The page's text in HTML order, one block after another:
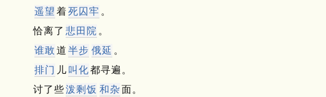
遥望 着死囚牢 。
恰离了 悲田院 。
谁敢 道 半步 俄延 。
排门 儿 叫化都寻遍。
讨了些泼剩饭 和杂面。